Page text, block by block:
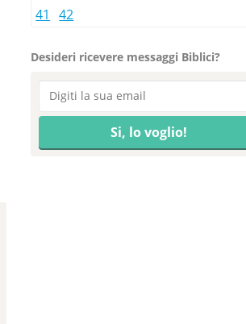
41
42
Desideri ricevere messaggi Biblici?